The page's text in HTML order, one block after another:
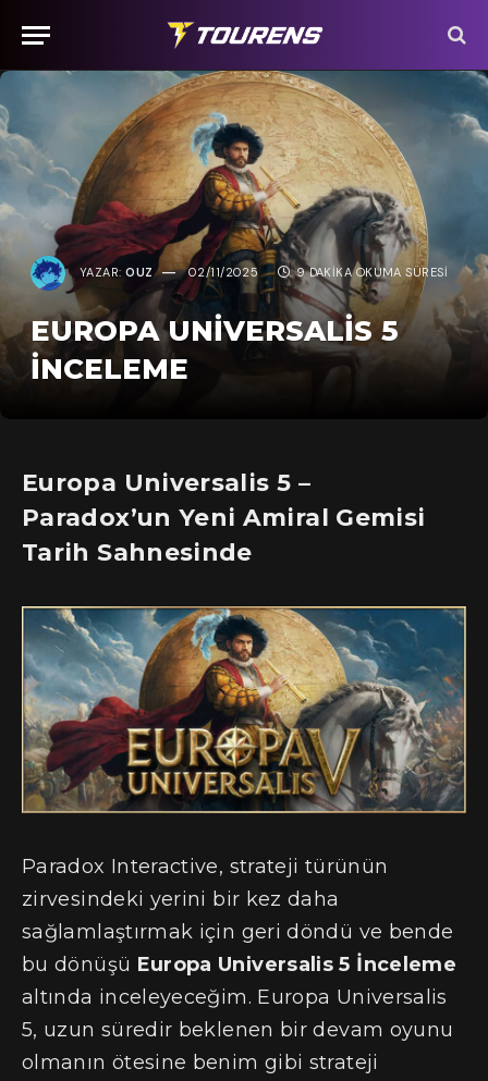
YAZAR: OUZ 02/11/2025 9 DAKIKA OKUMA SÜRESI
EUROPA UNIVERSALIS 5
İNCELEME
Europa Universalis 5 –
Paradox’un Yeni Amiral Gemisi
Tarih Sahnesinde
Paradox Interactive, strateji türünün
zirvesindeki yerini bir kez daha
sağlamlaştırmak için geri döndü ve bende
bu dönüşü Europa Universalis 5 İnceleme
altında inceleyeceğim. Europa Universalis
5, uzun süredir beklenen bir devam oyunu
olmanın ötesine benim gibi strateji